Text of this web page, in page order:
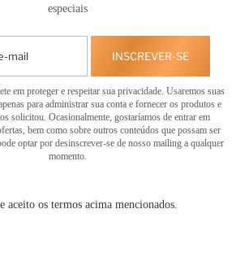
especiais
INSCREVER-SE
em proteger e respeitar sua privacidade. Usaremos suas
para administrar sua conta e fornecer os produtos e
solicitou. Ocasionalmente, gostaríamos de entrar em
bem como sobre outros conteúdos que possam ser
optar por desinscrever-se de nosso mailing a qualquer
momento.
aceito os termos acima mencionados.